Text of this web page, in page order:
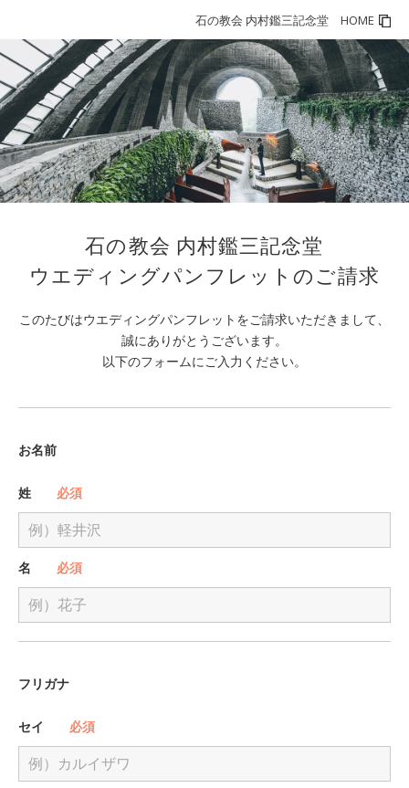
石の教会 内村鑑三記念堂 HOME
石の教会 内村鑑三記念堂
ウエディングパンフレットのご請求
このたびはウエディングパンフレットをご請求いただきまして、
誠にありがとうございます。
以下のフォームにご入力ください。
お名前
姓 必須
名 必須
フリガナ
セイ 必須